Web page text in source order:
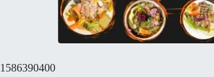
1586390400